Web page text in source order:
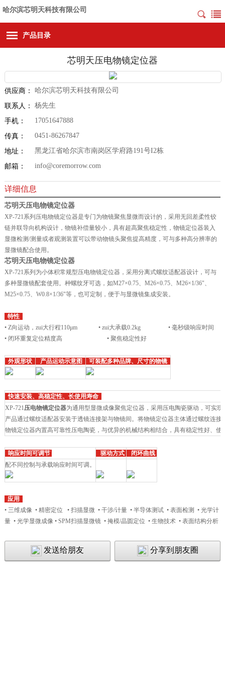
哈尔滨芯明天科技有限公司
产品目录
芯明天压电物镜定位器
供应商： 哈尔滨芯明天科技有限公司
联系人： 杨先生
手机： 17051647888
传真： 0451-86267847
地址： 黑龙江省哈尔滨市南岗区学府路191号I2栋
邮箱： info@coremorrow.com
详细信息
芯明天压电物镜定位器
XP-721系列压电物镜定位器是专门为物镜聚焦显微而设计的，采用无回差柔性铰
链并联导向机构设计，物镜补偿量较小，具有超高聚焦稳定性，物镜定位器装入
显微检测/测量或者观测装置可以带动物镜头聚焦提高精度，可与多种高分辨率的
显微镜配合使用。
芯明天压电物镜定位器
XP-721系列为小体积常规型压电物镜定位器，采用分离式螺纹适配器设计，可与
多种显微镜配套使用。种螺纹牙可选，如M27×0.75、M26×0.75、M26×1/36"、
M25×0.75、W0.8×1/36"等，也可定制，便于与显微镜集成安装。
特性
• Z向运动，zui大行程110μm • zui大承载0.2kg
• 毫秒级响应时间
• 闭环重复定位精度高
• 聚焦稳定性好
外观形状 产品运动示意图 可装配多种品牌、尺寸的物镜
快速安装、高稳定性、长使用寿命
XP-721压电物镜定位器为通用型显微成像聚焦定位器，采用压电陶瓷驱动，可实现
产品通过螺纹适配器安装于透镜连接架与物镜间。将物镜定位器主体通过螺纹连
物镜定位器内置高可靠性压电陶瓷，与优异的机械结构相结合，具有稳定性好、使
响应时间可调节 驱动方式
闭环曲线
配不同控制与承载响应时间可调。
应用
• 三维成像 • 精密定位 • 扫描显微 • 干涉/计量 • 半导体测试 • 表面检测 • 光学计
量 • 光学显微成像 • SPM扫描显微镜 • 掩模/晶圆定位 • 生物技术 • 表面结构分析
发送给朋友 分享到朋友圈